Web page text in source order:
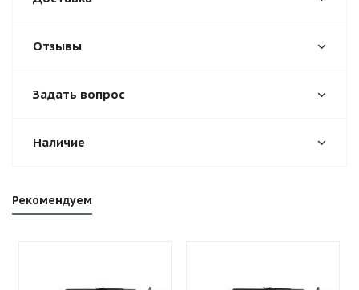
Отзывы
Задать вопрос
Наличие
Рекомендуем